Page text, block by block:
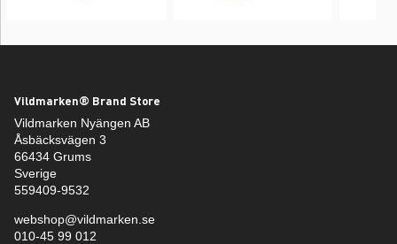
Vildmarken® Brand Store
Vildmarken Nyängen AB
Åsbäcksvägen 3
66434 Grums
Sverige
559409-9532
webshop@vildmarken.se
010-45 99 012